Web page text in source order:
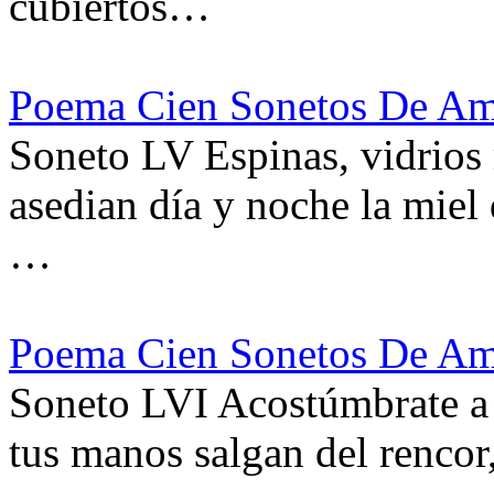
Poema Cien Sonetos De
Soneto LV Espinas,
asedian día y noche la
…
Poema Cien Sonetos De
Soneto LVI Acostúmbrate
tus manos salgan del